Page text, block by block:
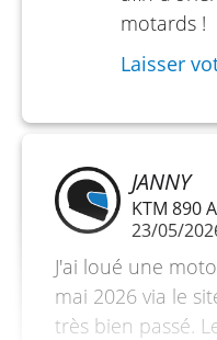
Hauteur de selle -
Empattement - 1
motards !
Laisser
JANNY
KTM 890
23/05/
J'ai loué une
mai 2026 via le
très bien passé.